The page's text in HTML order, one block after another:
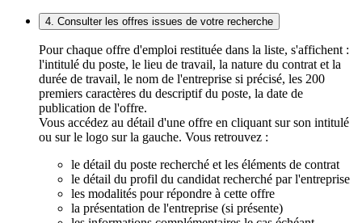
4. Consulter les offres issues de votre recherche
Pour chaque offre d'emploi restituée dans la liste, s'affichent :
l'intitulé du poste, le lieu de travail, la nature du contrat et la
durée de travail, le nom de l'entreprise si précisé, les 200
premiers caractères du descriptif du poste, la date de
publication de l'offre.
Vous accédez au détail d'une offre en cliquant sur son intitulé
ou sur le logo sur la gauche. Vous retrouvez :
le détail du poste recherché et les éléments de contrat
le détail du profil du candidat recherché par l'entreprise
les modalités pour répondre à cette offre
la présentation de l'entreprise (si présente)